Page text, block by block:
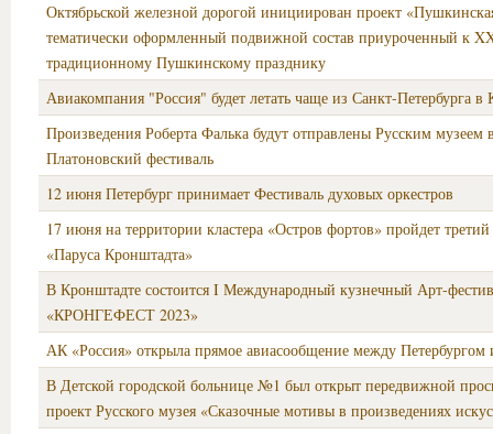
Октябрьской железной дорогой инициирован проект
тематически оформленный подвижной состав приуроченный к
традиционному Пушкинскому празднику
Авиакомпания "Россия" будет летать чаще из Санкт-Петербурга в
Произведения Роберта Фалька будут отправлены Русским
Платоновский фестиваль
12 июня Петербург принимает Фестиваль духовых оркестров
17 июня на территории кластера «Остров фортов» пройдет третий
«Паруса Кронштадта»
В Кронштадте состоится I Международный кузнечный Арт-
«КРОНГЕФЕСТ 2023»
АК «Россия» открыла прямое авиасообщение между Петербургом
В Детской городской больнице №1 был открыт передвижной
проект Русского музея «Сказочные мотивы в произведениях